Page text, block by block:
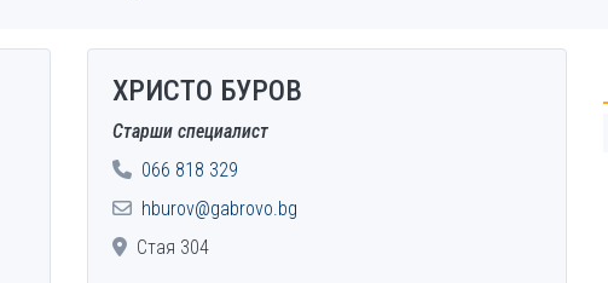
ХРИСТО БУРОВ
Старши специалист
066 818 329
hburov@gabrovo.bg
Стая 304